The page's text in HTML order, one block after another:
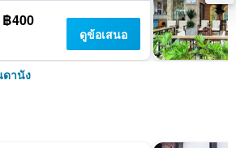
฿400
ดูข้อเสนอ
ดานัง